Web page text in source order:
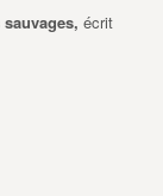
écrit